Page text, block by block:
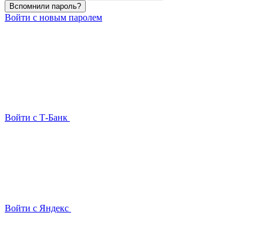
Вспомнили пароль?
Войти с новым паролем
Войти с Т-Банк
Войти с Яндекс